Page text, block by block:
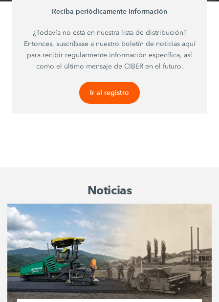
Reciba periódicamente información
¿Todavía no está en nuestra lista de distribución?
Entonces, suscríbase a nuestro boletín de noticias aquí
para recibir regularmente información específica, así
como el último mensaje de CIBER en el futuro.
Ir al registro
Noticias